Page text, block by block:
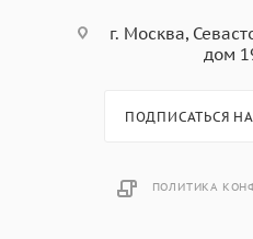
Функция Автовентиляция
Автоматическое
Защита при проливании
Напряжение: 220-240 В
г. Москва,
дом
ПОДПИСАТЬСЯ
ПОЛИТИКА